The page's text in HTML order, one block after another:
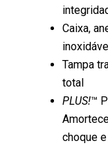
Caixa,
Tampa
total
PLUS!™
choque